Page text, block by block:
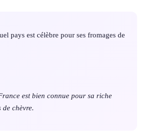
pays est célèbre pour ses fromages de
est bien connue pour sa riche
de chèvre.